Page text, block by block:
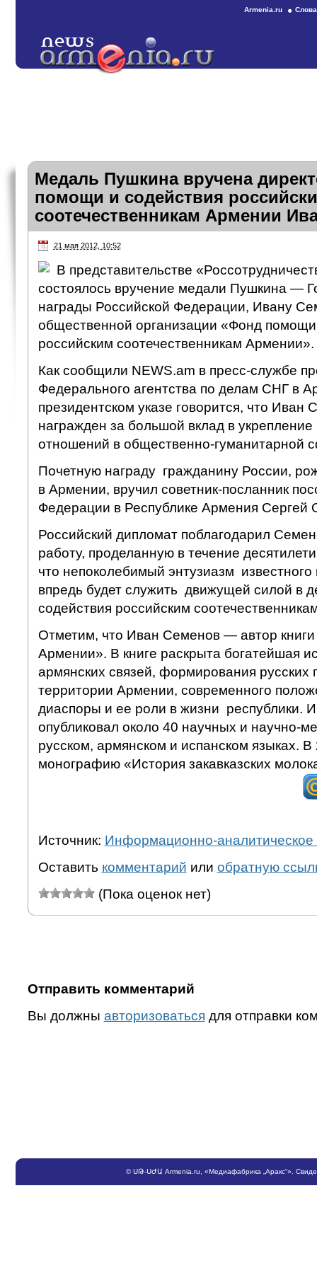
Armenia.ru
Медаль Пушкина вручена
помощи и содействия
соотечественникам Армении
21 мая 2012, 10:52
В представительстве
состоялось вручение медали Пушкина —
награды Российской Федерации, Ивану
общественной организации «Фонд помощи
российским соотечественникам Армении».
Как сообщили NEWS.am в пресс-службе
Федерального агентства по делам СНГ в
президентском указе говорится, что Иван
награжден за большой вклад в укрепление
отношений в общественно-гуманитарной
Почетную награду гражданину России,
в Армении, вручил советник-посланник
Федерации в Республике Армения Сергей
Российский дипломат поблагодарил
работу, проделанную в течение
что непоколебимый энтузиазм
впредь будет служить движущей силой в
содействия российским
Отметим, что Иван Семенов — автор книги
Армении». В книге раскрыта богатейшая
армянских связей, формирования русских
территории Армении, современного
диаспоры и ее роли в жизни республики.
опубликовал около 40 научных и научно-
русском, армянском и испанском языках. В
монографию «История закавказских
Источник: Информационно-аналитическое
Оставить комментарий или обратную
(Пока оценок нет)
Отправить комментарий
Вы должны авторизоваться для отправки
©ՍԹ-ՍԺԱ Armenia.ru , «Медиафабрика „Аракс“».